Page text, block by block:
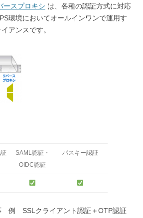
ースプロキシ は、各種の認証方式に対応
環境においてオールインワンで運用す
アンスです。
SAML認証・
OIDC認証
パスキー認証
例 SSLクライアント認証＋OTP認証